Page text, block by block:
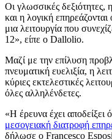
Οι γλωσσικές δεξιότητες,
και η λογική
μια λειτουργία που
12», είπε ο Dallolio.
Μαζί με την επίλυση
πνευματική ευελιξία, η
κύριες εκτελεστικές
όλες αλληλένδετες.
«Η έρευνα έχει αποδείξει
μεσογειακή διατροφή
δήλωσε ο Francesco